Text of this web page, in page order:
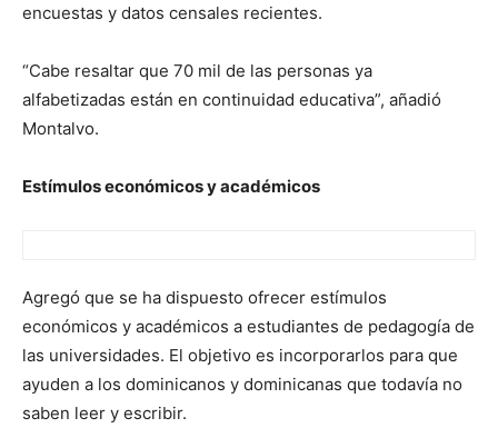
encuestas y datos censales recientes.
“Cabe resaltar que 70 mil de las personas ya
alfabetizadas están en continuidad educativa”, añadió
Montalvo.
Estímulos económicos y académicos
Agregó que se ha dispuesto ofrecer estímulos
económicos y académicos a estudiantes de pedagogía de
las universidades. El objetivo es incorporarlos para que
ayuden a los dominicanos y dominicanas que todavía no
saben leer y escribir.